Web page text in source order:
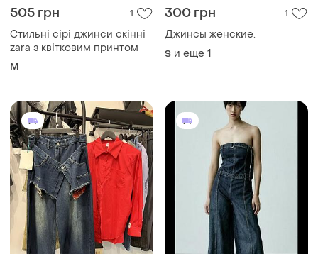
505 грн 1
Стильні сірі джинси скінні
zara з квітковим принтом
M
300 грн 1
Джинсы женские.
S и еще 1